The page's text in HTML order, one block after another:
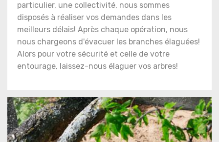
particulier, une collectivité, nous sommes
disposés à réaliser vos demandes dans les
meilleurs délais! Après chaque opération, nous
nous chargeons d'évacuer les branches élaguées!
Alors pour votre sécurité et celle de votre
entourage, laissez-nous élaguer vos arbres!